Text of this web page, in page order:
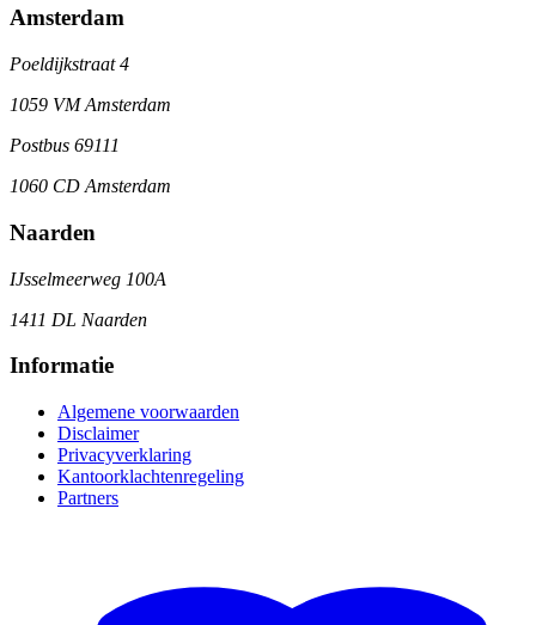
Amsterdam
Poeldijkstraat 4
1059 VM Amsterdam
Postbus 69111
1060 CD Amsterdam
Naarden
IJsselmeerweg 100A
1411 DL Naarden
Informatie
Algemene voorwaarden
Disclaimer
Privacyverklaring
Kantoorklachtenregeling
Partners